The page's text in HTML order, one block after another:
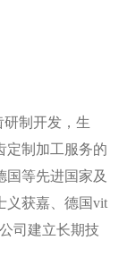
制开发，生
定制加工服务的
国等先进国家及
义获嘉、德国vit
司建立长期技